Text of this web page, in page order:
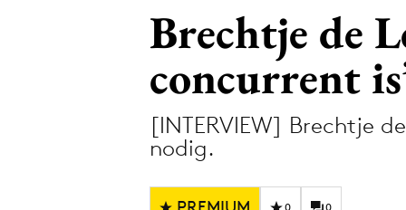
Design
Diversiteit
Brechtje de
concurrent
[INTERVIEW] Brechtje
nodig.
0 0